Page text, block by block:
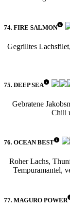
74. FIRE SALMON
Gegrilltes
75. DEEP SEA
Gebratene
Chili
76. OCEAN BEST
Roher Lachs,
Tempuramantel,
77. MAGURO POWER